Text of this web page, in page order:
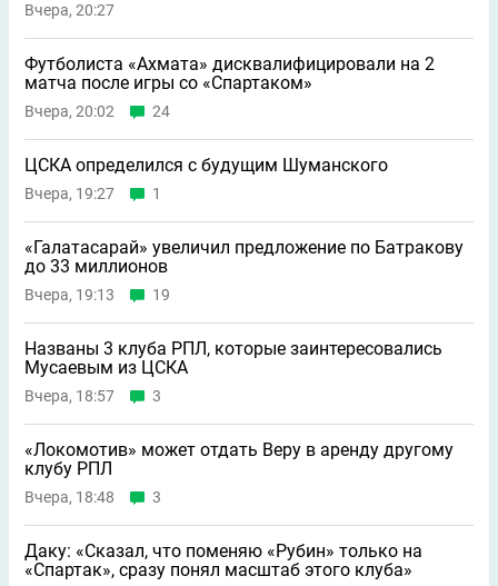
Вчера, 20:27
Футболиста «Ахмата» дисквалифицировали на 2
матча после игры со «Спартаком»
Вчера, 20:02 24
ЦСКА определился с будущим Шуманского
Вчера, 19:27 1
«Галатасарай» увеличил предложение по Батракову
до 33 миллионов
Вчера, 19:13 19
Названы 3 клуба РПЛ, которые заинтересовались
Мусаевым из ЦСКА
Вчера, 18:57 3
«Локомотив» может отдать Веру в аренду другому
клубу РПЛ
Вчера, 18:48 3
Даку: «Сказал, что поменяю «Рубин» только на
«Спартак», сразу понял масштаб этого клуба»